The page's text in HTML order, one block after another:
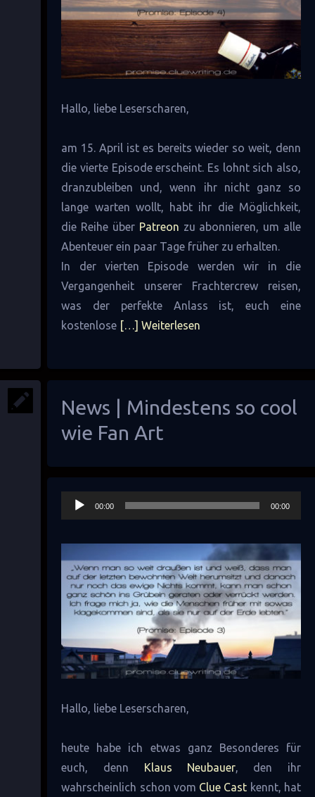
Hallo, liebe Leserscharen,
am 15. April ist es bereits wieder so weit, denn
die vierte Episode erscheint. Es lohnt sich also,
dranzubleiben und, wenn ihr nicht ganz so
lange warten wollt, habt ihr die Möglichkeit,
die Reihe über Patreon zu abonnieren, um alle
Abenteuer ein paar Tage früher zu erhalten.
In der vierten Episode werden wir in die
Vergangenheit unserer Frachtercrew reisen,
was der perfekte Anlass ist, euch eine
kostenlose […] Weiterlesen
News | Mindestens so cool
wie Fan Art
Audio-
Player
00:00 00:00
Hallo, liebe Leserscharen,
heute habe ich etwas ganz Besonderes für
euch, denn Klaus Neubauer, den ihr
wahrscheinlich schon vom Clue Cast kennt, hat